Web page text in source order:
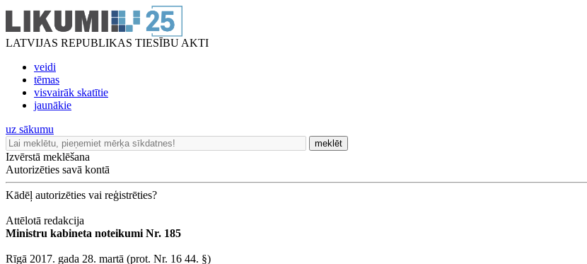
LATVIJAS REPUBLIKAS TIESĪBU AKTI
veidi
tēmas
visvairāk skatītie
jaunākie
uz sākumu
meklēt
Izvērstā meklēšana
Autorizēties savā kontā
Kādēļ autorizēties vai reģistrēties?
Attēlotā redakcija
Ministru kabineta noteikumi Nr. 185
Rīgā 2017. gada 28. martā (prot. Nr. 16 44. §)